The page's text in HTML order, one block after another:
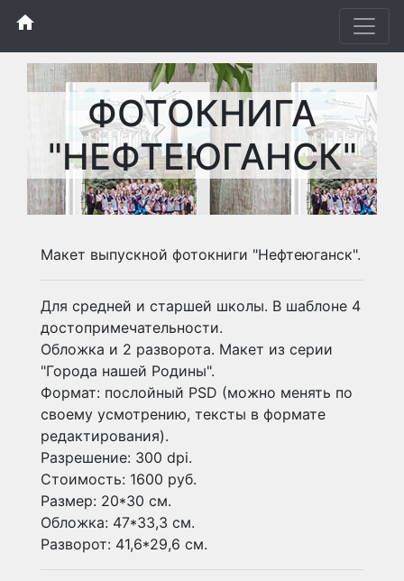
home
ФОТОКНИГА
"НЕФТЕЮГАНСК"
Макет выпускной фотокниги "Нефтеюганск".
Для средней и старшей школы. В шаблоне 4
достопримечательности.
Обложка и 2 разворота. Макет из серии
"Города нашей Родины".
Формат: послойный PSD (можно менять по
своему усмотрению, тексты в формате
редактирования).
Разрешение: 300 dpi.
Стоимость: 1600 руб.
Размер: 20*30 см.
Обложка: 47*33,3 см.
Разворот: 41,6*29,6 см.